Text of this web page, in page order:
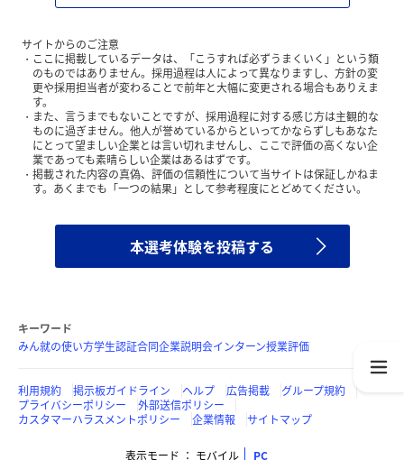
サイトからのご注意
ここに掲載しているデータは、「こうすれば必ずうまくいく」という類
のものではありません。採用過程は人によって異なりますし、方針の変
更や採用担当者が変わることで前年と大幅に変更される場合もありえま
す。
また、言うまでもないことですが、採用過程に対する感じ方は主観的な
ものに過ぎません。他人が誉めているからといってかならずしもあなた
にとって望ましい企業とは言い切れませんし、ここで評価の高くない企
業であっても素晴らしい企業はあるはずです。
掲載された内容の真偽、評価の信頼性について当サイトは保証しかねま
す。あくまでも「一つの結果」として参考程度にとどめてください。
本選考体験を投稿する
キーワード
みん就の使い方学生認証合同企業説明会インターン授業評価
利用規約 掲示板ガイドライン ヘルプ 広告掲載
グループ規約
プライバシーポリシー
外部送信ポリシー
カスタマーハラスメントポリシー
企業情報 サイトマップ
表示モード モバイル PC